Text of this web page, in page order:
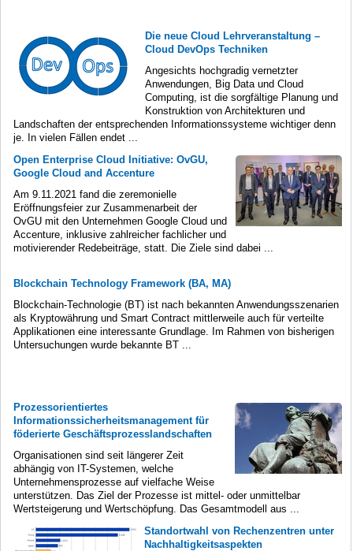
Die neue Cloud Lehrveranstaltung –
Cloud DevOps Techniken
Angesichts hochgradig vernetzter
Anwendungen, Big Data und Cloud
Computing, ist die sorgfältige Planung und
Konstruktion von Architekturen und
Landschaften der entsprechenden Informationssysteme wichtiger denn
je. In vielen Fällen endet ...
Open Enterprise Cloud Initiative: OvGU,
Google Cloud and Accenture
Am 9.11.2021 fand die zeremonielle
Eröffnungsfeier zur Zusammenarbeit der
OvGU mit den Unternehmen Google Cloud und
Accenture, inklusive zahlreicher fachlicher und
motivierender Redebeiträge, statt. Die Ziele sind dabei ...
Blockchain Technology Framework (BA, MA)
Blockchain-Technologie (BT) ist nach bekannten Anwendungsszenarien
als Kryptowährung und Smart Contract mittlerweile auch für verteilte
Applikationen eine interessante Grundlage. Im Rahmen von bisherigen
Untersuchungen wurde bekannte BT ...
Prozessorientiertes
Informationssicherheitsmanagement für
föderierte Geschäftsprozesslandschaften
Organisationen sind seit längerer Zeit
abhängig von IT-Systemen, welche
Unternehmensprozesse auf vielfache Weise
unterstützen. Das Ziel der Prozesse ist mittel- oder unmittelbar
Wertsteigerung und Wertschöpfung. Das Gesamtmodell aus ...
Standortwahl von Rechenzentren unter
Nachhaltigkeitsaspekten